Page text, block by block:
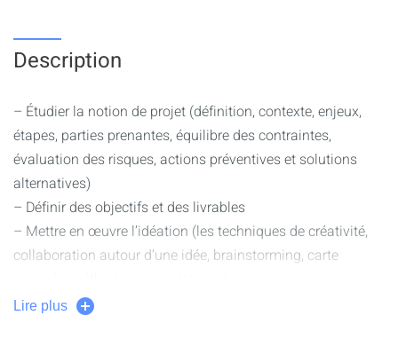
Description
– Étudier la notion de projet (définition, contexte, enjeux,
étapes, parties prenantes, équilibre des contraintes,
évaluation des risques, actions préventives et solutions
alternatives)
– Définir des objectifs et des livrables
– Mettre en œuvre l’idéation (les techniques de créativité,
collaboration autour d’une idée, brainstorming, carte
– Structurer un projet (note de cadrage, cahier des charges
Lire plus